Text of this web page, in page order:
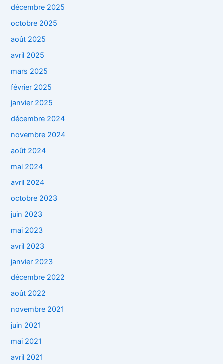
décembre 2025
octobre 2025
août 2025
avril 2025
mars 2025
février 2025
janvier 2025
décembre 2024
novembre 2024
août 2024
mai 2024
avril 2024
octobre 2023
juin 2023
mai 2023
avril 2023
janvier 2023
décembre 2022
août 2022
novembre 2021
juin 2021
mai 2021
avril 2021